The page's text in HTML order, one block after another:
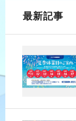
最新記事